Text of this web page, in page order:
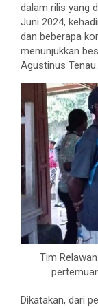
dalam rilis yang
Juni 2024,
dan beberapa
menunjukkan
Agustinus Tenau.
Tim
Dikatakan, dari